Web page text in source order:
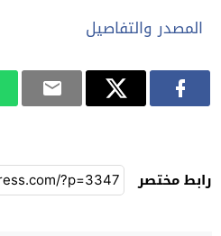
المصدر والتفاصيل
رابط مختصر